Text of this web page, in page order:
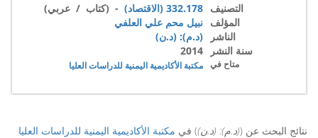
التصنيف 332.178 (الاقتصاد)
- (كتاب / عربي)
المؤلف نبيل محم علي العلفي
الناشر
(د.م): (د.ن)
سنة النشر
2014
متاح في مكتبة الأكاديمية اليمنية للدراسات العليا
نتائج البحث عن ((د.م): (د.ن)) في مكتبة الأكاديمية اليمنية للدراسات العليا